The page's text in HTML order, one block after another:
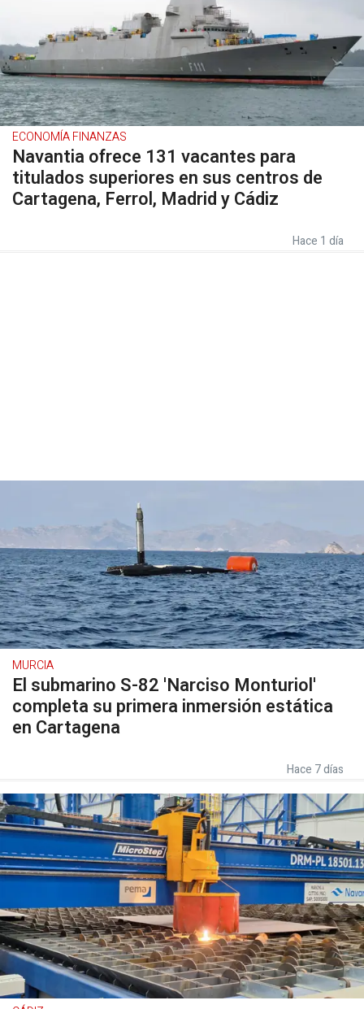
ECONOMÍA FINANZAS
Navantia ofrece 131 vacantes para
titulados superiores en sus centros de
Cartagena, Ferrol, Madrid y Cádiz
Hace 1 día
MURCIA
El submarino S-82 'Narciso Monturiol'
completa su primera inmersión estática
en Cartagena
Hace 7 días